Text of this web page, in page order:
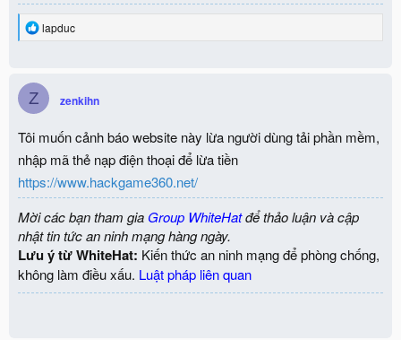
R
t
o
s
:
lapduc
Z zenkihn
Tôi muốn cảnh báo website này lừa người dùng tải phần mềm,
nhập mã thẻ nạp điện thoại để lừa tiền
https://www.hackgame360.net/
Mời các bạn tham gia Group WhiteHatđể thảo luận và cập
nhật tin tức an ninh mạng hàng ngày.
Lưu ý từ WhiteHat: Kiến thức an ninh mạng để phòng chống,
không làm điều xấu. Luật pháp liên quan